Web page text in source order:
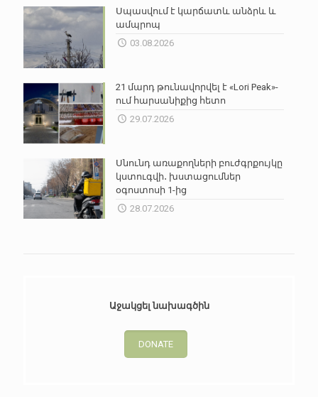
Սպասվում է կարճատև անձրև և
ամպրոպ
03.08.2026
21 մարդ թունավորվել է «Lori Peak»-
ում հարսանիքից հետո
29.07.2026
Սնունդ առաքողների բուժգրքույկը
կստուգվի․ խստացումներ
օգոստոսի 1-ից
28.07.2026
Աջակցել նախագծին
DONATE